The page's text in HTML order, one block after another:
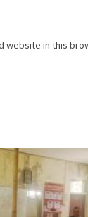
website in this